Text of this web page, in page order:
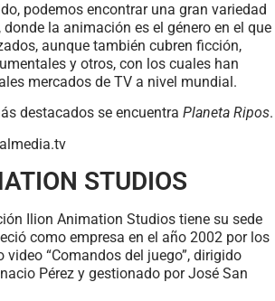
podemos encontrar una gran variedad
la animación es el género en el que
aunque también cubren ficción,
y otros, con los cuales han
mercados de TV a nivel mundial.
destacados se encuentra Planeta Ripos.
STUDIOS
Ilion Animation Studios tiene su sede
como empresa en el año 2002 por los
video “Comandos del juego”, dirigido
Pérez y gestionado por José San